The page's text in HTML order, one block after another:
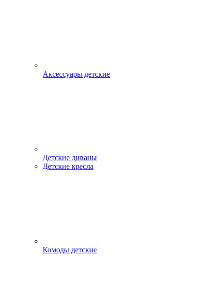
Аксессуары детские
Детские диваны
Детские кресла
Комоды детские